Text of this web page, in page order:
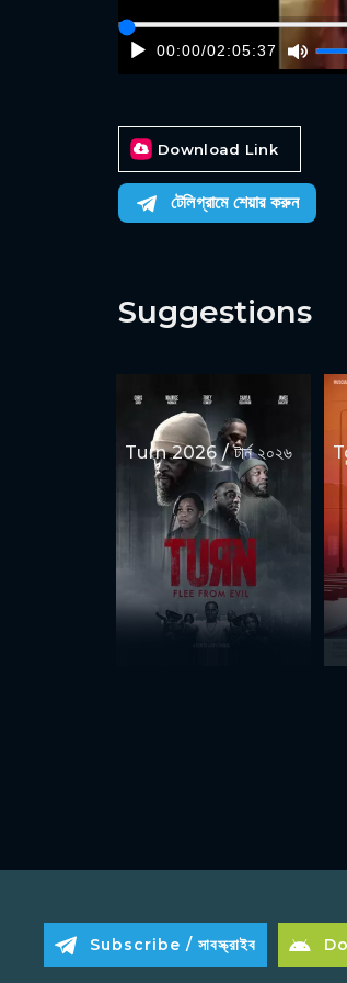
00:00/02:05:37
Download Link
টেলিগ্রামে শেয়ার করুন
Suggestions
Turn 2026 / টার্ন ২০২৬
Subscribe / সাবস্ক্রাইব